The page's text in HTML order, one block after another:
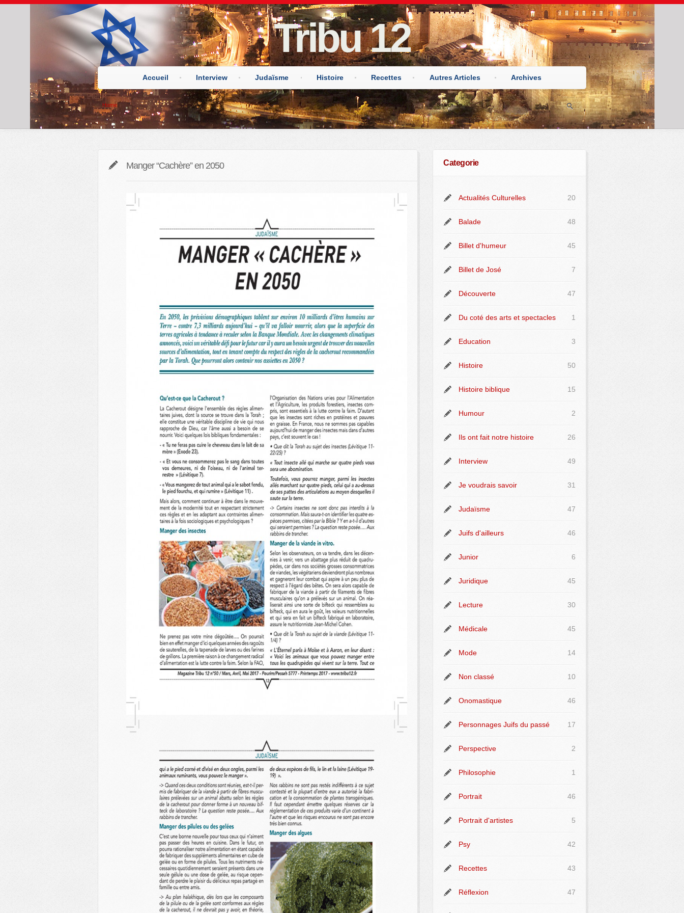
Tribu 12
Accueil Interview Judaïsme Histoire Recettes Autres Articles Archives
Home
Manger “Cachère” en 2050 Categorie
Actualités Culturelles 20
Balade 48
Billet d'humeur 45
Billet de José 7
Découverte 47
Du coté des arts et spectacles 1
Education 3
Histoire 50
Histoire biblique 15
Humour 2
Ils ont fait notre histoire 26
Interview 49
Je voudrais savoir 31
Judaïsme 47
Juifs d'ailleurs 46
Junior 6
Juridique 45
Lecture 30
Médicale 45
Mode 14
Non classé 10
Onomastique 46
Personnages Juifs du passé 17
Perspective 2
Philosophie 1
Portrait 46
Portrait d'artistes 5
Psy 42
Recettes 43
Réflexion 47